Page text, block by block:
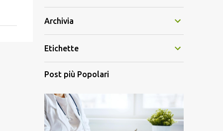
Archivia
Etichette
Post più Popolari